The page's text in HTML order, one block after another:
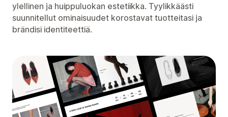
ylellinen ja huippuluokan estetiikka. Tyylikkäästi
suunnitellut ominaisuudet korostavat tuotteitasi ja
brändisi identiteettiä.